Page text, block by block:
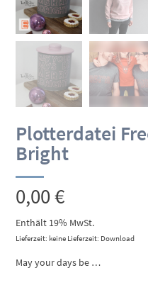
Plotterdatei
Bright
0,00€
Enthält 19% MwSt.
Lieferzeit: keine Lieferzeit: Download
May your days be …